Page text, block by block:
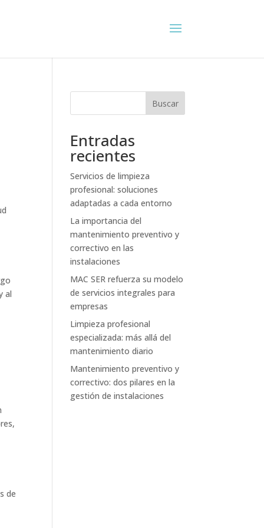
al
de
Buscar
Entradas
recientes
Servicios de limpieza
profesional: soluciones
adaptadas a cada entorno
La importancia del
mantenimiento preventivo y
correctivo en las
instalaciones
MAC SER refuerza su modelo
de servicios integrales para
empresas
Limpieza profesional
especializada: más allá del
mantenimiento diario
Mantenimiento preventivo y
correctivo: dos pilares en la
gestión de instalaciones